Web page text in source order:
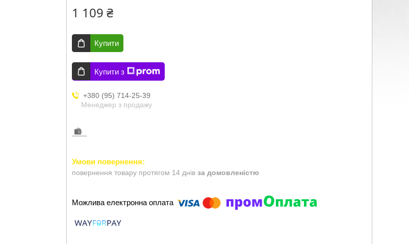
1 109 ₴
Купити
Купити з
+380 (95) 714-25-39
Менеджер з продажу
повернення товару протягом 14 днів за домовленістю